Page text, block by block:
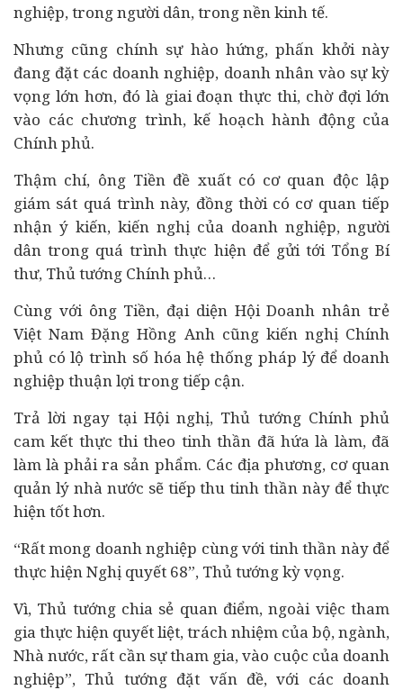
nghiệp, trong người dân, trong nền kinh tế.
Nhưng cũng chính sự hào hứng, phấn khởi này
đang đặt các doanh nghiệp, doanh nhân vào sự kỳ
vọng lớn hơn, đó là giai đoạn thực thi, chờ đợi lớn
vào các chương trình, kế hoạch hành động của
Chính phủ.
Thậm chí, ông Tiền đề xuất có cơ quan độc lập
giám sát quá trình này, đồng thời có cơ quan tiếp
nhận ý kiến, kiến nghị của doanh nghiệp, người
dân trong quá trình thực hiện để gửi tới Tổng Bí
thư, Thủ tướng Chính phủ…
Cùng với ông Tiền, đại diện Hội Doanh nhân trẻ
Việt Nam Đặng Hồng Anh cũng kiến nghị Chính
phủ có lộ trình số hóa hệ thống pháp lý để doanh
nghiệp thuận lợi trong tiếp cận.
Trả lời ngay tại Hội nghị, Thủ tướng Chính phủ
cam kết thực thi theo tinh thần đã hứa là làm, đã
làm là phải ra sản phẩm. Các địa phương, cơ quan
quản lý nhà nước sẽ tiếp thu tinh thần này để thực
hiện tốt hơn.
“Rất mong doanh nghiệp cùng với tinh thần này để
thực hiện Nghị quyết 68”, Thủ tướng kỳ vọng.
Vì, Thủ tướng chia sẻ quan điểm, ngoài việc tham
gia thực hiện quyết liệt, trách nhiệm của bộ, ngành,
Nhà nước, rất cần sự tham gia, vào cuộc của doanh
nghiệp”, Thủ tướng đặt vấn đề, với các doanh